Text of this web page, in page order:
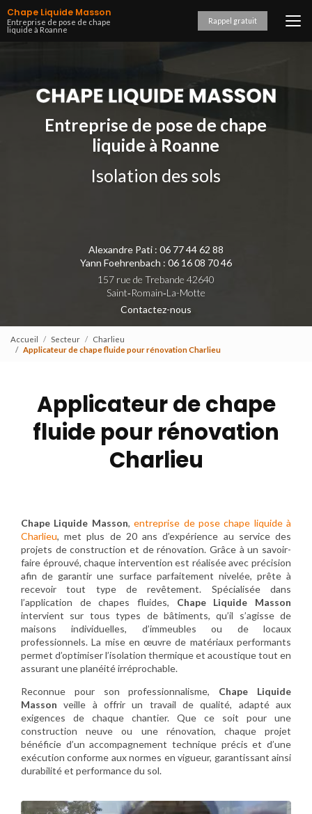
Aller
au
contenu
Chape Liquide Masson
Entreprise de pose de chape
liquide à Roanne
Rappel gratuit
Entreprise de pose de chape
liquide à Roanne
Isolation des sols
Alexandre Pati : 06 77 44 62 88
Yann Foehrenbach : 06 16 08 70 46
157 rue de Trebande 42640
Saint‑Romain‑La-Motte
Contactez-nous
Accueil Secteur
Charlieu
Applicateur de chape fluide pour rénovation Charlieu
Applicateur de chape
fluide pour rénovation
Charlieu
Chape Liquide Masson,entreprise de pose chape liquide à
Charlieu, met plus de 20 ans d’expérience au service des
projets de construction et de rénovation. Grâce à un savoir-
faire éprouvé, chaque intervention est réalisée avec précision
afin de garantir une surface parfaitement nivelée, prête à
recevoir tout type de revêtement. Spécialisée dans
l’application de chapes fluides, Chape Liquide Masson
intervient sur tous types de bâtiments, qu’il s’agisse de
maisons individuelles, d’immeubles ou de locaux
professionnels. La mise en œuvre de matériaux performants
permet d’optimiser l’isolation thermique et acoustique tout en
assurant une planéité irréprochable.
Reconnue pour son professionnalisme, Chape Liquide
Masson veille à offrir un travail de qualité, adapté aux
exigences de chaque chantier. Que ce soit pour une
construction neuve ou une rénovation, chaque projet
bénéficie d’un accompagnement technique précis et d’une
exécution conforme aux normes en vigueur, garantissant ainsi
durabilité et performance du sol.